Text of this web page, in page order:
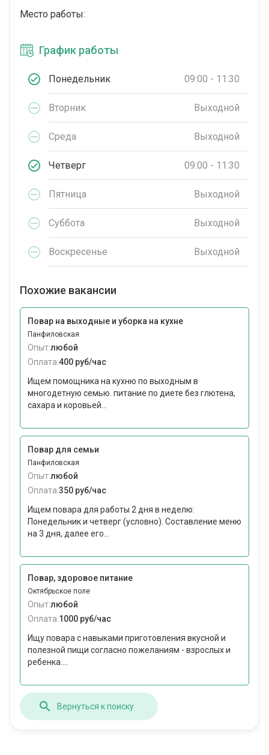
Место работы:
График работы
Понедельник 09:00 - 11:30
Вторник Выходной
Среда Выходной
Четверг 09:00 - 11:30
Пятница Выходной
Суббота Выходной
Воскресенье Выходной
Похожие вакансии
Повар на выходные и уборка на кухне
Панфиловская
Опыт:любой
Оплата:400 руб/час
Ищем помощника на кухню по выходным в
многодетную семью. питание по диете без глютена,
сахара и коровьей...
Повар для семьи
Панфиловская
Опыт:любой
Оплата:350 руб/час
Ищем повара для работы 2 дня в неделю:
Понедельник и четверг (условно). Составление меню
на 3 дня, далее его...
Повар, здоровое питание
Октябрьское поле
Опыт:любой
Оплата:1000 руб/час
Ищу повара с навыками приготовления вкусной и
полезной пищи согласно пожеланиям - взрослых и
ребенка....
Вернуться к поиску